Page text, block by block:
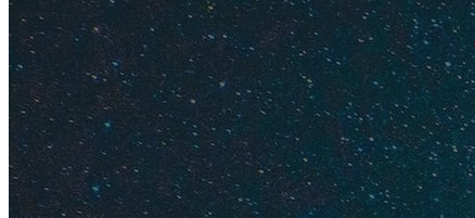
в брызгах часто
Посмотреть на
в выходные.
Кстати, не